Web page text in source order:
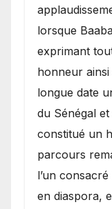
lorsque
exprimant
honneur
longue date
du Sénégal
constitué un
parcours
l’un
en diaspora,